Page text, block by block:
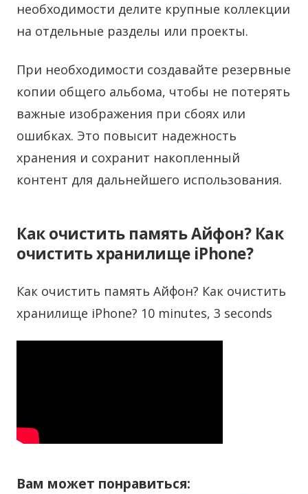
необходимости делите крупные коллекции
на отдельные разделы или проекты.
При необходимости создавайте резервные
копии общего альбома, чтобы не потерять
важные изображения при сбоях или
ошибках. Это повысит надежность
хранения и сохранит накопленный
контент для дальнейшего использования.
Как очистить память Айфон? Как
очистить хранилище iPhone?
Как очистить память Айфон? Как очистить
хранилище iPhone? 10 minutes, 3 seconds
Вам может понравиться: